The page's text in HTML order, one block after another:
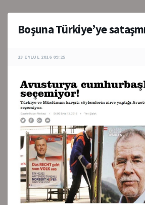
Boşuna Türkiye’ye
13 EYLÜL 2016 09:25